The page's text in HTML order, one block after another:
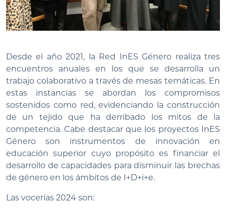
Desde el año 2021, la Red InES Género realiza tres
encuentros anuales en los que se desarrolla un
trabajo colaborativo a través de mesas temáticas. En
estas instancias se abordan los compromisos
sostenidos como red, evidenciando la construcción
de un tejido que ha derribado los mitos de la
competencia. Cabe destacar que los proyectos InES
Género son instrumentos de innovación en
educación superior cuyo propósito es financiar el
desarrollo de capacidades para disminuir las brechas
de género en los ámbitos de I+D+i+e.
Las vocerías 2024 son: